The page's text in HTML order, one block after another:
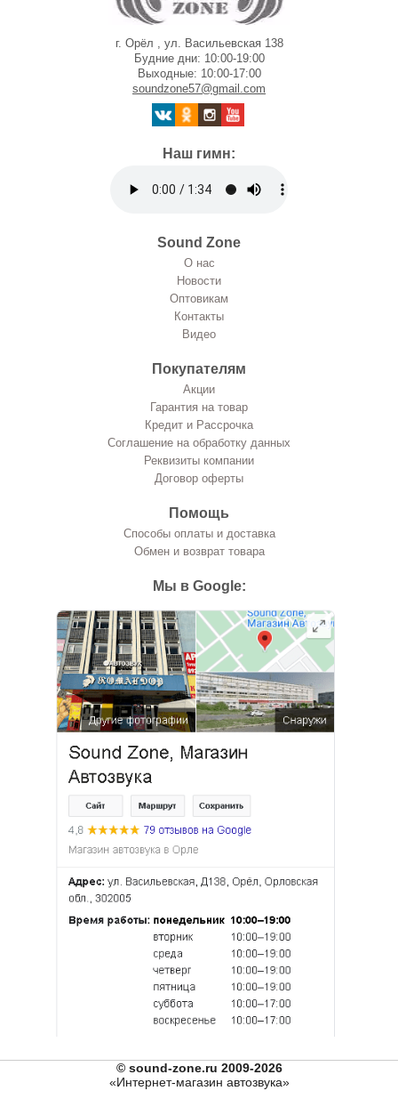
г. Орёл , ул. Васильевская 138
Будние дни: 10:00-19:00
Выходные: 10:00-17:00
soundzone57@gmail.com
Наш гимн:
Sound Zone
О нас
Новости
Оптовикам
Контакты
Видео
Покупателям
Акции
Гарантия на товар
Кредит и Рассрочка
Соглашение на обработку данных
Реквизиты компании
Договор оферты
Помощь
Способы оплаты и доставка
Обмен и возврат товара
Мы в Google:
© sound-zone.ru 2009-2026
«Интернет-магазин автозвука»